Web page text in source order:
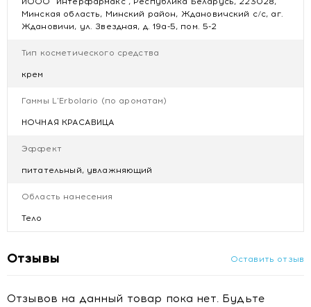
VIRGINIANA OIL, LIMONENE, LINALOOL, LINALYL
ACETATE, PINENE, POGOSTEMON CABLIN OIL, ROSE
ACETYLOCTAHYDRONAPHTHALENES, BENZYL ALCOHOL,
DEHYDROACETIC ACID, POTASSIUM SORBATE, SODIUM
Купить L'Erbolario НОЧНАЯ КРАСАВИЦА
Минске
Минская область, Минский район, Ждановичский с/с, аг.
Ждановичи, ул. Звездная, д. 19а-5, пом. 5-2
Тип косметического средства
крем
Гаммы L'Erbolario (по ароматам)
НОЧНАЯ КРАСАВИЦА
Эффект
питательный, увлажняющий
Область нанесения
Тело
Отзывы Оставить отзыв
Отзывов на данный товар пока нет. Будьте